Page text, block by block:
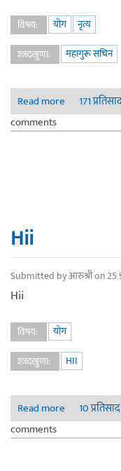
विषय: योग
नृत्य
शब्दखुणा:
महागुरू सचिन
Read more about
171
comments
Hii
Submitted byआरुश्रीon 25
Hii
विषय:
योग
शब्दखुणा:
HII
Read more about Hii
10 प्रतिसाद
comments